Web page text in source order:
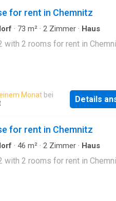
ein Gäste-WC sowie ein
gestalteter Wohn- und
moderner Küche und
– ideal als Schlaf-, Kinder-,
– sowie ein stilvolles
direkt an den
Im Untergeschoss befinden
for rent in Chemnitz
· 73 m² · 2 Zimmer · Haus
with 2 rooms for rent in
Monat bei
Details
for rent in Chemnitz
· 46 m² · 2 Zimmer · Haus
with 2 rooms for rent in